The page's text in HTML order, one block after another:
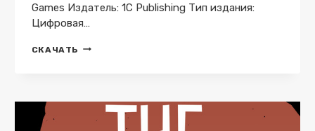
Games Издатель: 1C Publishing Тип издания:
Цифровая…
СКАЧАТЬ SPACE
КОСМИЧЕСКИЕ
РЕЙНДЖЕРЫ